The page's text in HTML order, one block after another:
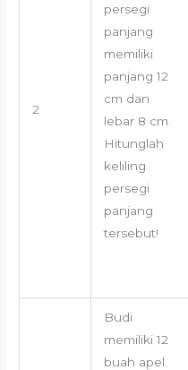
2
persegi
panjang
memiliki
panjang 12
cm dan
lebar 8 cm.
Hitunglah
keliling
persegi
panjang
tersebut!
Budi
memiliki 12
buah apel.